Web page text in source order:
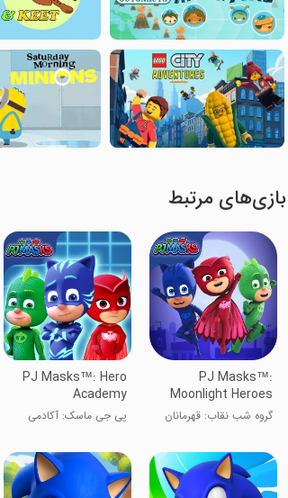
بازی‌های مرتبط
PJ Masks™:
Moonlight Heroes
گروه شب نقاب: قهرمانان
PJ Masks™: Hero
Academy
پی جی ماسک: آکادمی